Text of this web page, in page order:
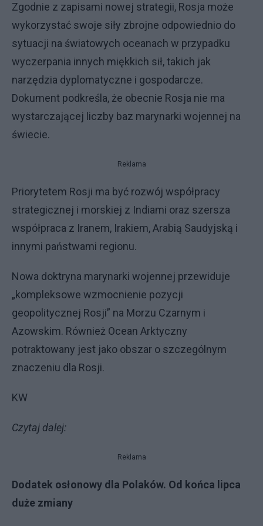
Zgodnie z zapisami nowej strategii, Rosja może
wykorzystać swoje siły zbrojne odpowiednio do
sytuacji na światowych oceanach w przypadku
wyczerpania innych miękkich sił, takich jak
narzędzia dyplomatyczne i gospodarcze.
Dokument podkreśla, że obecnie Rosja nie ma
wystarczającej liczby baz marynarki wojennej na
świecie.
Reklama
Priorytetem Rosji ma być rozwój współpracy
strategicznej i morskiej z Indiami oraz szersza
współpraca z Iranem, Irakiem, Arabią Saudyjską i
innymi państwami regionu.
Nowa doktryna marynarki wojennej przewiduje
„kompleksowe wzmocnienie pozycji
geopolitycznej Rosji” na Morzu Czarnym i
Azowskim. Również Ocean Arktyczny
potraktowany jest jako obszar o szczególnym
znaczeniu dla Rosji.
KW
Czytaj dalej:
Reklama
Dodatek osłonowy dla Polaków. Od końca lipca
duże zmiany